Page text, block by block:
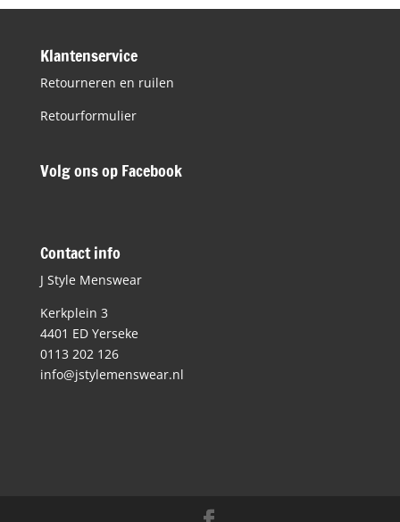
€79,95.€35,00.
Klantenservice
Retourneren en ruilen
Retourformulier
Volg ons op Facebook
Contact info
J Style Menswear
Kerkplein 3
4401 ED Yerseke
0113 202 126
info@jstylemenswear.nl